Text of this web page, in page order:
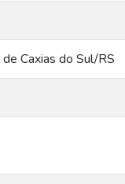
Caxias do Sul/RS